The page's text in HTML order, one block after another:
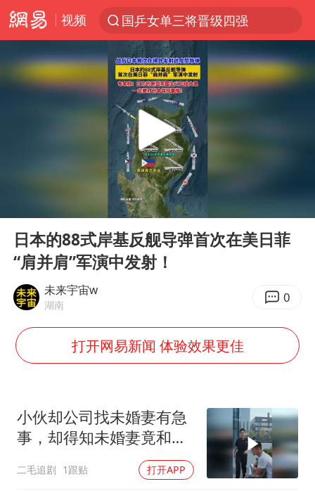
视频
国乒女单三将晋级四强
光影经济撬动暑期消费新蓝海
马克·艾伦退出斯诺克中国公开赛
情侣平潭拍日出坠崖1死1伤
白海豚将正面袭击贯穿浙江
酒店回应车内过夜被收150元
杭州全市有序停课
台当局重金为“台独”织“皇帝新衣”
几元成本的AI广告导致千万市值蒸发
老挝国会主席赛宋蓬逝世
Play
日本的88式岸基反舰导弹首次在美日菲
“肩并肩”军演中发射！
未来宇宙w
湖南 0
打开网易新闻 体验效果更佳
小伙却公司找未婚妻有急
事，却得知未婚妻竟和别
二毛追剧 1跟贴 打开APP